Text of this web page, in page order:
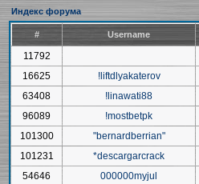
Индекс форума
# Username
11792
16625
!liftdlyakaterov
63408
!linawati88
96089
!mostbetpk
101300
"bernardberrian"
101231
*descargarcrack
54646
000000myjul